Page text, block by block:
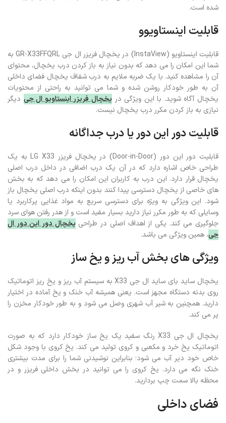
شده است.
قابلیت اینستاویوو
قابلیت اینستاویو (InstaView) در یخچال فریزر ال جی GR-X33FFQRL به
شما این امکان را می‌ دهد که بدون نیاز به باز کردن درب یخچال، محتوای
آن را مشاهده کنید. با یک ضربه ملایم به درب شفاف یخچال فضای داخلی
آن به طور خودکار روشن شده و شما می‌ توانید به راحتی از محتویات
یخچال آگاه شوید. با این ویژگی در یخچال فریزر اینستاویو ال جی دیگر
نیازی به باز کردن مکرر درب یخچال نیست.
قابلیت دور این دور یا درب جداگانه
قابلیت دور این دور (Door-in-Door) در یخچال فریزر LG X33 به یک
طراحی خاص اشاره دارد که در آن یک درب اضافی در داخل درب اصلی
یخچال قرار دارد. این درب به کاربران این امکان را می‌ دهد که به بخش‌
های خاصی از یخچال دسترسی پیدا کنند بدون اینکه درب اصلی یخچال باز
شود. این ویژگی به ویژه برای دسترسی سریع به مواد غذایی پرکاربرد یا
وسایلی که به طور مکرر نیاز دارید بسیار مفید است و از هدر رفتن هوای سرد
جلوگیری می‌ کند. یکی از اهداف اصلی در طراحی یخچال دور این دور ال
جی، همین ویژگی می باشد.
ویژگی های بخش آب ریز و یخ ساز
یخچال ساید بای ساید ال‌ جی X33 به سیستم آب‌ ریز و یخ‌ ریز اتوماتیک
روی بدنه دستگاه مجهز است. یعنی همیشه آب خنک و یخ آماده در اختیار
دارید. همچنین به شیر آب شهری وصل می شود و به‌ طور خودکار مخزن را
پر می‌ کند.
یخچال ال‌ جی X33 رنگ سفید یک یخ‌ ساز خودکار دارد که به‌ صورت
اتوماتیک یخ خرد و مکعبی و کروی تولید می‌ کند. یخ کروی با وجود شکل
خاص خود دیر آب می‌ شود؛ بنابراین نوشیدنی شما را برای مدت بیشتری
خنک نگه می‌ دارد. یخ کروی را می توانید در بخش داخلی فریزر و در
محظه بالا سمت چپ بردارید.
فضای داخلی